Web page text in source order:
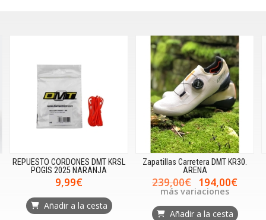
REPUESTO CORDONES DMT KRSL
POGIS 2025 NARANJA
9,99€
Añadir a la cesta
Zapatillas Carretera DMT KR30.
ARENA
239,00€ 194,00€
más variaciones
Añadir a la cesta